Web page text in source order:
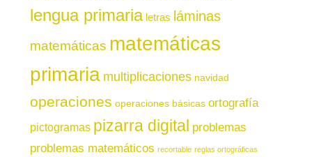
lengua primaria letras láminas
matemáticas matemáticas
primaria multiplicaciones navidad
operaciones operaciones básicas ortografía
pictogramas pizarra digital problemas
problemas matemáticos recortable reglas ortográficas